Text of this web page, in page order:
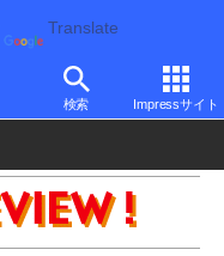
Translate
検索 Impressサイト
トフォン モバイルノート